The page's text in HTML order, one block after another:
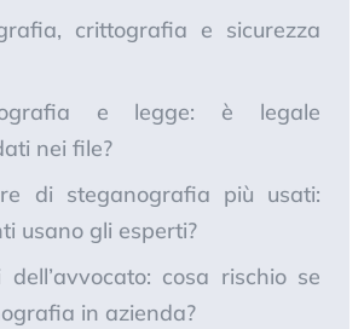
crittografia e sicurezza
e legge: è legale
nei file?
di steganografia più usati:
usano gli esperti?
dell’avvocato: cosa rischio se
in azienda?